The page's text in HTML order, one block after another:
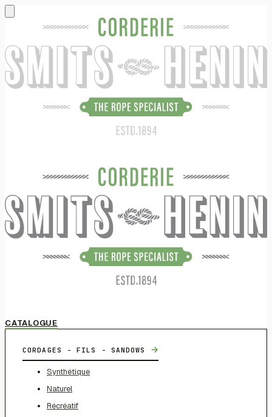
CATALOGUE
CORDAGES - FILS - SANDOWS →
Synthétique
Naturel
Récréatif